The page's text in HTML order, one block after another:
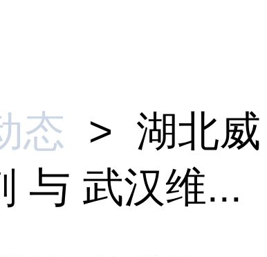
态 > 湖北威
与 武汉维...